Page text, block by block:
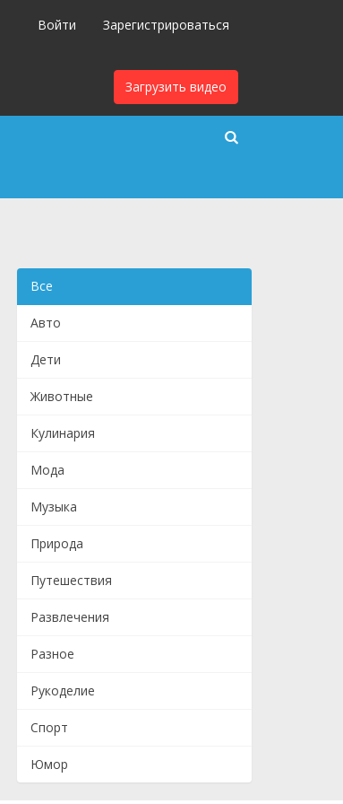
Войти Зарегистрироваться
Загрузить видео
Все
Авто
Дети
Животные
Кулинария
Мода
Музыка
Природа
Путешествия
Развлечения
Разное
Рукоделие
Спорт
Юмор